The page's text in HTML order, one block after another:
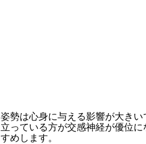
姿勢は心身に与える影響が大き
立っている方が交感神経が優位
すめします。